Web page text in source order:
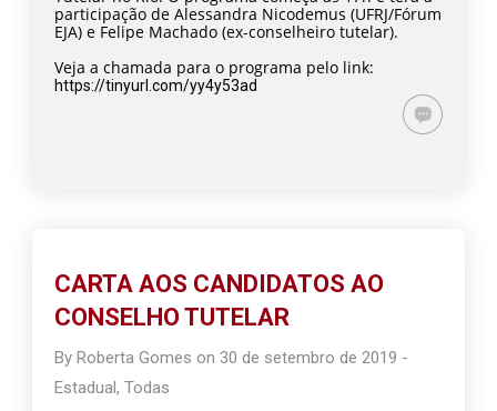
participação de Alessandra Nicodemus (UFRJ/Fórum
EJA) e Felipe Machado (ex-conselheiro tutelar).
Veja a chamada para o programa pelo link:
https://tinyurl.com/yy4y53ad
CARTA AOS CANDIDATOS AO
CONSELHO TUTELAR
ByRoberta Gomes on 30 de setembro de 2019 -
Estadual,Todas